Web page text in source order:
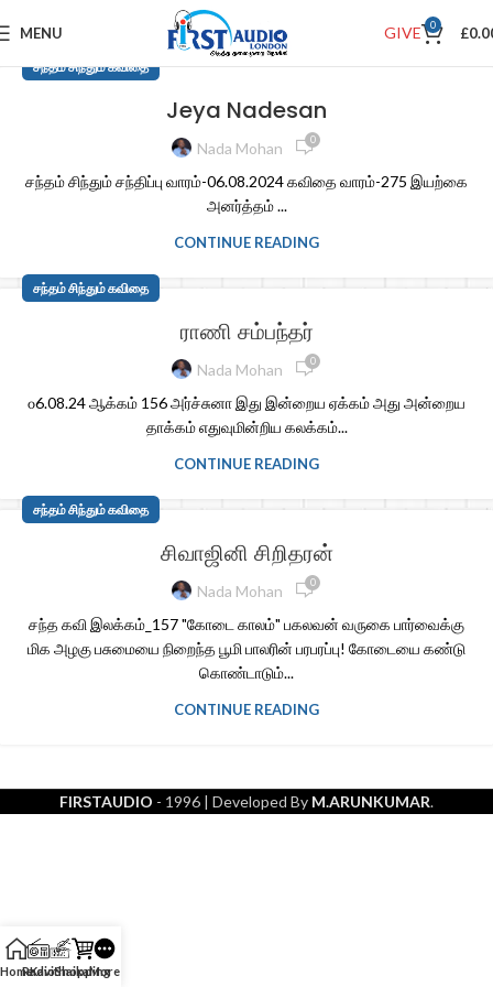
MENU GIVE 0 £
சந்தம் சிந்தும் கவிதை
Jeya Nadesan
Nada Mohan 0
சந்தம் சிந்தும் சந்திப்பு வாரம்-06.08.2024 கவிதை வாரம்-275 இயற்கை
அனர்த்தம் ...
CONTINUE READING
சந்தம் சிந்தும் கவிதை
ராணி சம்பந்தர்
Nada Mohan 0
௦6.08.24 ஆக்கம் 156 அர்ச்சுனா இது இன்றைய ஏக்கம் அது அன்றைய
தாக்கம் எதுவுமின்றிய கலக்கம்...
CONTINUE READING
சந்தம் சிந்தும் கவிதை
சிவாஜினி சிறிதரன்
Nada Mohan 0
சந்த கவி இலக்கம்_157 "கோடை காலம்" பகலவன் வருகை பார்வைக்கு
மிக அழகு பசுமையை நிறைந்த பூமி பாலரின் பரபரப்பு! கோடையை கண்டு
கொண்டாடும்...
CONTINUE READING
FIRSTAUDIO - 1996 | Developed By M.ARUNKUMAR.
HomeRadio
Kavithaikal
Shopping
More